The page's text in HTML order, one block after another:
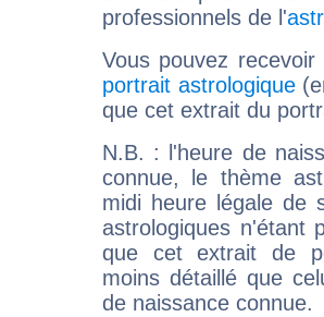
professionnels de l'
Vous pouvez
portrait astrologique
que cet extrait du
N.B. : l'heure de
connue, le thème
midi heure légale de
astrologiques n'étant
que cet extrait de
moins détaillé que
de naissance connue.